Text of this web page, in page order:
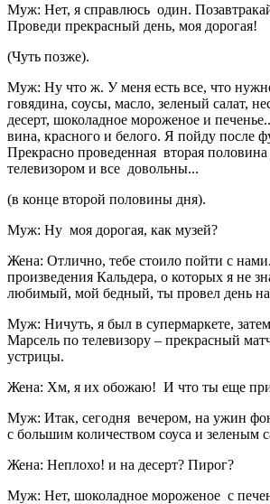
Муж: Нет, я справлюсь один.
Проведи прекрасный день, моя дорогая!
(Чуть позже).
Муж: Ну что ж. У меня есть все, что
говядина, соусы, масло, зеленый салат,
десерт, шоколадное мороженое и
вина, красного и белого. Я пойду после
Прекрасно проведенная вторая половина
телевизором и все довольны...
(в конце второй половины дня).
Муж: Ну моя дорогая, как музей?
Жена: Отлично, тебе стоило пойти с
произведения Кальдера, о которых я не
любимый, мой бедный, ты провел день на
Муж: Ничуть, я был в супермаркете,
Марсель по телевизору – прекрасный
устрицы.
Жена: Хм, я их обожаю! И что ты еще
Муж: Итак, сегодня вечером, на ужин
с большим количеством соуса и зеленым
Жена: Неплохо! и на десерт? Пирог?
Муж: Нет, шоколадное мороженое с